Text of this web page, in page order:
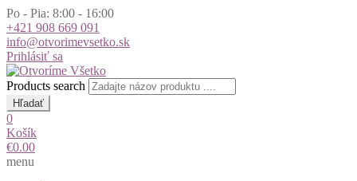
Po - Pia: 8:00 - 16:00
+421 908 669 091
info@otvorimevsetko.sk
Prihlásiť sa
Products search
Hľadať
0
Košík
€0.00
menu